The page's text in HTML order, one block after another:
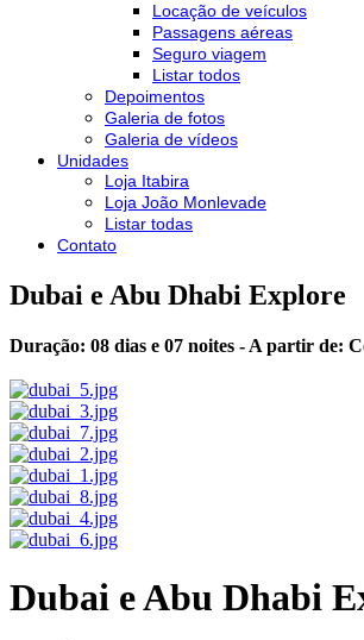
Locação de veículos
Passagens aéreas
Seguro viagem
Listar todos
Depoimentos
Galeria de fotos
Galeria de vídeos
Unidades
Loja Itabira
Loja João Monlevade
Listar todas
Contato
Dubai e Abu Dhabi Explore
Duração: 08 dias e 07 noites - A partir de:
Dubai e Abu Dhabi